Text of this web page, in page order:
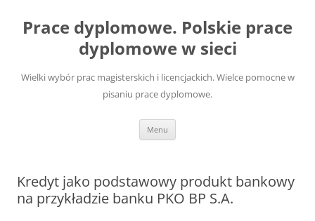
treści
Prace dyplomowe. Polskie prace
dyplomowe w sieci
Wielki wybór prac magisterskich i licencjackich. Wielce pomocne w
pisaniu prace dyplomowe.
Menu
Kredyt jako podstawowy produkt bankowy
na przykładzie banku PKO BP S.A.